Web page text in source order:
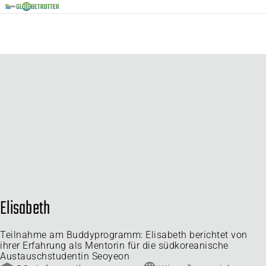
Elisabeth
Teilnahme am Buddyprogramm: Elisabeth berichtet von
ihrer Erfahrung als Mentorin für die südkoreanische
Austauschstudentin Seoyeon